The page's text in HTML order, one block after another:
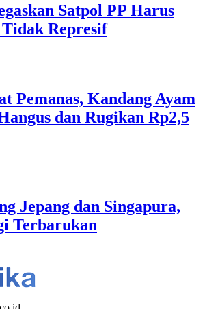
Satpol PP Harus
Represif
Pemanas, Kandang Ayam
dan Rugikan Rp2,5
Jepang dan Singapura,
Terbarukan